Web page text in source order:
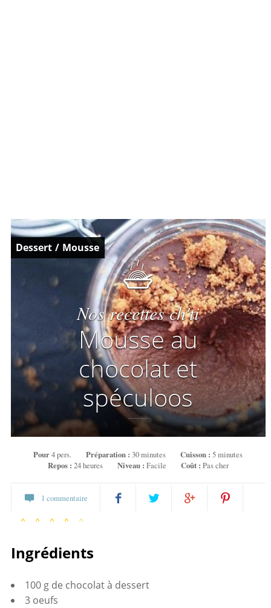
Dessert / Mousse
Nos recettes ch'ti
Mousse au
chocolat et
spéculoos
Pour4 pers. Préparation :30 minutes Cuisson :5 minutes
Repos : 24 heures Niveau : Facile Coût : Pas cher
1 commentaire
Ingrédients
100 g de chocolat à dessert
3 oeufs